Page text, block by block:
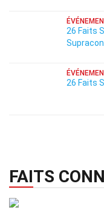
26 Faits
26 Faits
FAITS